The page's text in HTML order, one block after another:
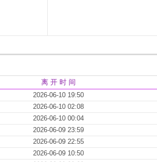
离 开 时 间
2026-06-10 19:50
2026-06-10 02:08
2026-06-10 00:04
2026-06-09 23:59
2026-06-09 22:55
2026-06-09 10:50